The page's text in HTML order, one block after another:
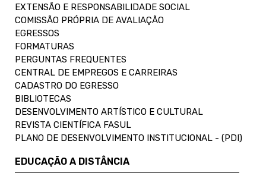
EXTENSÃO E RESPONSABILIDADE SOCIAL
COMISSÃO PRÓPRIA DE AVALIAÇÃO
EGRESSOS
FORMATURAS
PERGUNTAS FREQUENTES
CENTRAL DE EMPREGOS E CARREIRAS
CADASTRO DO EGRESSO
BIBLIOTECAS
DESENVOLVIMENTO ARTÍSTICO E CULTURAL
REVISTA CIENTÍFICA FASUL
PLANO DE DESENVOLVIMENTO INSTITUCIONAL - (PDI)
EDUCAÇÃO A DISTÂNCIA